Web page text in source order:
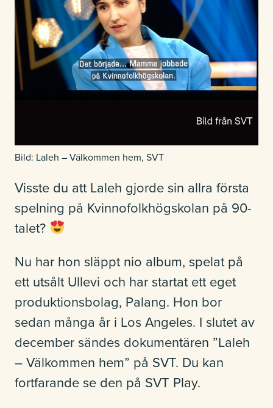
Studerande
Kontakt
Om Kvinnofolkhögskolan
Bild: Laleh – Välkommen hem, SVT
Visste du att Laleh gjorde sin allra första
spelning på Kvinnofolkhögskolan på 90-
talet?
Nu har hon släppt nio album, spelat på
ett utsålt Ullevi och har startat ett eget
produktionsbolag, Palang. Hon bor
sedan många år i Los Angeles. I slutet av
december sändes dokumentären ”Laleh
– Välkommen hem” på SVT. Du kan
fortfarande se den på SVT Play.